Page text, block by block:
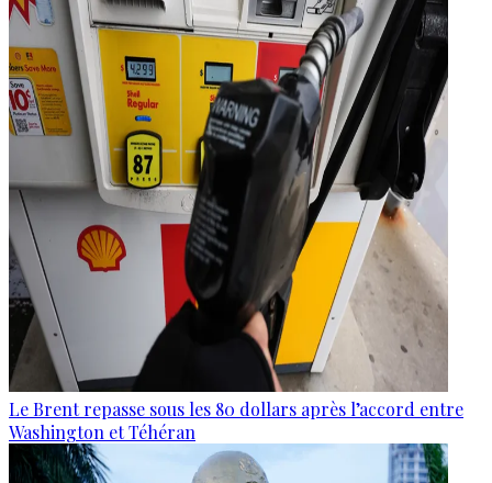
Le Brent repasse sous les 80 dollars après l’accord entre
Washington et Téhéran